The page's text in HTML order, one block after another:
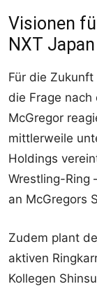
Visionen
NXT Japan
Für die
die Frage
McGregor
mittlerweile
Holdings
Wrestling-Ring
an McGregors
Zudem plant
aktiven
Kollegen